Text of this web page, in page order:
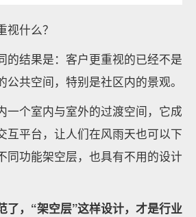
什么？
的结果是：客户更重视的已经不是
共空间，特别是社区内的景观。
一个室内与室外的过渡空间，它成
互平台，让人们在风雨天也可以下
同功能架空层，也具有不用的设计
了，“架空层”这样设计，才是行业